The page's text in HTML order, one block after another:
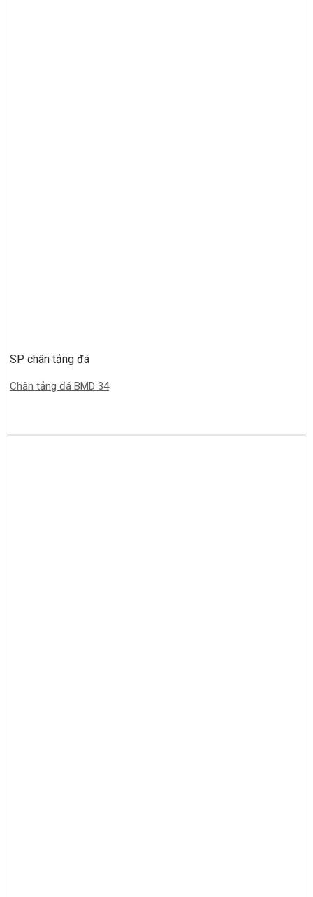
SP chân tảng đá
Chân tảng đá BMD 34